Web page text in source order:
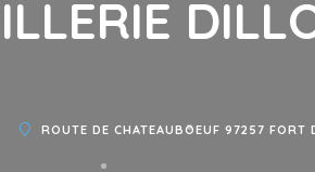
ROUTE DE CHATEAUBOEUF 97257 FORT